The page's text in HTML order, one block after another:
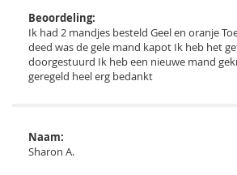
Beoordeling:
Ik had 2 mandjes besteld Geel en oranje
deed was de gele mand kapot Ik heb het
doorgestuurd Ik heb een nieuwe mand
geregeld heel erg bedankt
Naam:
Sharon A.